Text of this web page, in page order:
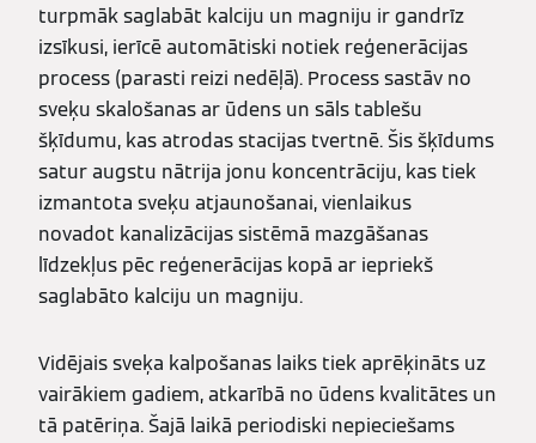
turpmāk saglabāt kalciju un magniju ir gandrīz
izsīkusi, ierīcē automātiski notiek reģenerācijas
process (parasti reizi nedēļā). Process sastāv no
sveķu skalošanas ar ūdens un sāls tablešu
šķīdumu, kas atrodas stacijas tvertnē. Šis šķīdums
satur augstu nātrija jonu koncentrāciju, kas tiek
izmantota sveķu atjaunošanai, vienlaikus
novadot kanalizācijas sistēmā mazgāšanas
līdzekļus pēc reģenerācijas kopā ar iepriekš
saglabāto kalciju un magniju.
Vidējais sveķa kalpošanas laiks tiek aprēķināts uz
vairākiem gadiem, atkarībā no ūdens kvalitātes un
tā patēriņa. Šajā laikā periodiski nepieciešams